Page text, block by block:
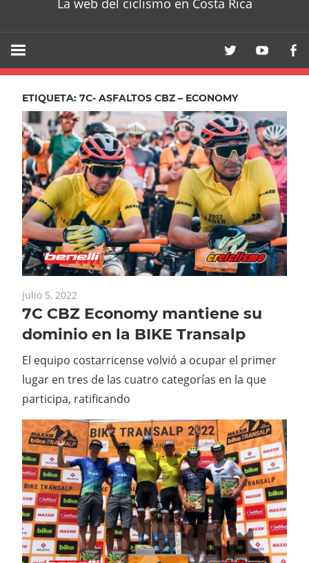
La web del ciclismo en Costa Rica
ETIQUETA: 7C- ASFALTOS CBZ – ECONOMY
julio 5, 2022
7C CBZ Economy mantiene su
dominio en la BIKE Transalp
El equipo costarricense volvió a ocupar el primer
lugar en tres de las cuatro categorías en la que
participa, ratificando